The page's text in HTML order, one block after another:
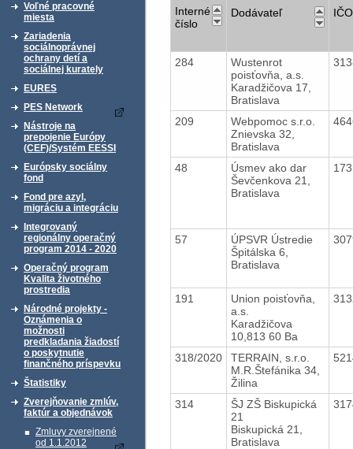
Voľné pracovné
miesta
Zariadenia
sociálnoprávnej
ochrany detí a
sociálnej kurately
EURES
PES Network
Nástroje na
prepojenie Európy
(CEF)/Systém EESSI
Európsky sociálny
fond
Fond pre azyl,
migráciu a integráciu
Integrovaný
regionálny operačný
program 2014 - 2020
Operačný program
Kvalita životného
prostredia
Národné projekty -
Oznámenia o
možnosti
predkladania žiadostí
o poskytnutie
finančného príspevku
Štatistiky
Zverejňovanie zmlúv,
faktúr a objednávok
Zmluvy zverejnené
od 1.1.2012
Interné
číslo
Dodávateľ IČO
284
Wustenrot
poisťovňa, a.s.
Karadžičova 17,
Bratislava
209
Webpomoc s.r.o.
Znievska 32,
Bratislava
48
Úsmev ako dar
Ševčenkova 21,
Bratislava
57
ÚPSVR Ústredie
Špitálska 6,
Bratislava
191
Union poisťovňa,
a.s.
Karadžičova
10,813 60 Ba
318/2020
TERRAIN, s.r.o.
M.R.Štefánika 34,
Žilina
314
ŠJ ZŠ Biskupická
21
Biskupická 21,
Bratislava